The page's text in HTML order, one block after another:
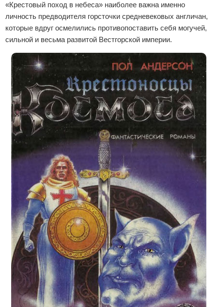
«Крестовый поход в небеса» наиболее важна именно
личность предводителя горсточки средневековых англичан,
которые вдруг осмелились противопоставить себя могучей,
сильной и весьма развитой Вестгорской империи.